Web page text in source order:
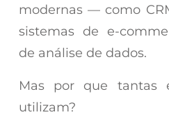
modernas — como
sistemas de e-
de análise de dados.
Mas por que tantas
utilizam?